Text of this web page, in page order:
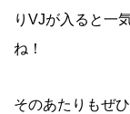
りVJが入ると一
ね！
そのあたりもぜ